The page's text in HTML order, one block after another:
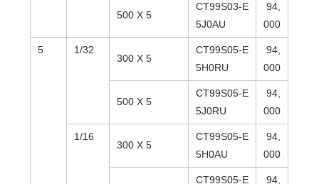
500 X 5
CT99S03-E
5J0AU
94,
000
5 1/32
300 X 5
CT99S05-E
5H0RU
94,
000
500 X 5
CT99S05-E
5J0RU
94,
000
1/16
300 X 5
CT99S05-E
5H0AU
94,
000
CT99S05-E
94,